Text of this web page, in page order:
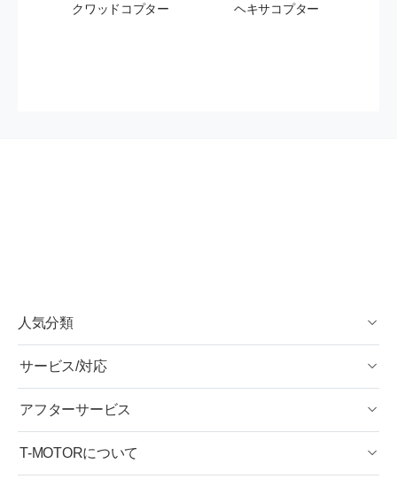
クワッドコプター ヘキサコプター
人気分類
サービス/対応
アフターサービス
T-MOTORについて